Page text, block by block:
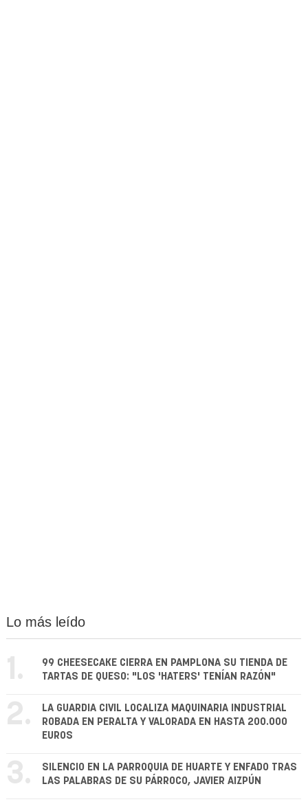
Lo más leído
1.
99 CHEESECAKE CIERRA EN PAMPLONA SU TIENDA DE
TARTAS DE QUESO: "LOS 'HATERS' TENÍAN RAZÓN"
2.
LA GUARDIA CIVIL LOCALIZA MAQUINARIA INDUSTRIAL
ROBADA EN PERALTA Y VALORADA EN HASTA 200.000
EUROS
3.
SILENCIO EN LA PARROQUIA DE HUARTE Y ENFADO TRAS
LAS PALABRAS DE SU PÁRROCO, JAVIER AIZPÚN